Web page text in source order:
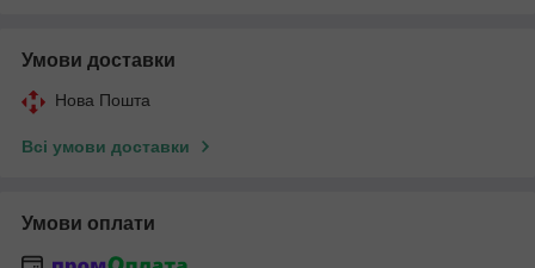
Умови доставки
Нова Пошта
Всі умови доставки
Умови оплати